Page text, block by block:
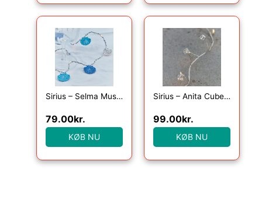
Sirius – Selma Musling, 20LED lyskæde, Blå, 2m+30cm
79.00kr.
KØB NU
Sirius – Anita Cube, 20LED, Klar, 1,05+25cm
99.00kr.
KØB NU